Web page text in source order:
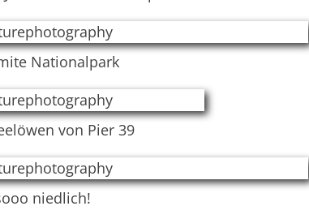
Nationalpark
von Pier 39
niedlich!